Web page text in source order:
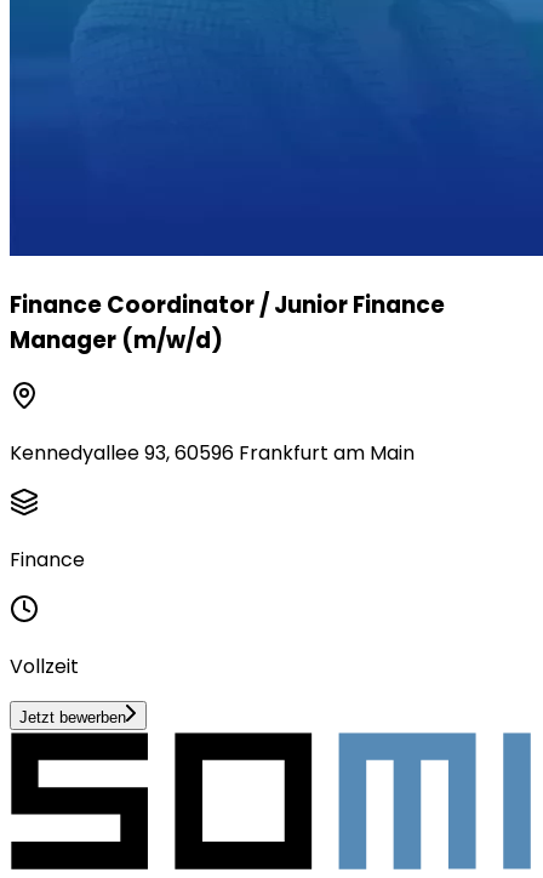
Finance Coordinator / Junior Finance
Manager (m/w/d)
Kennedyallee 93, 60596 Frankfurt am Main
Finance
Vollzeit
Jetzt bewerben